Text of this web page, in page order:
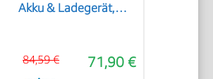
Akku & Ladegerät,
71,90 €
84,59 €